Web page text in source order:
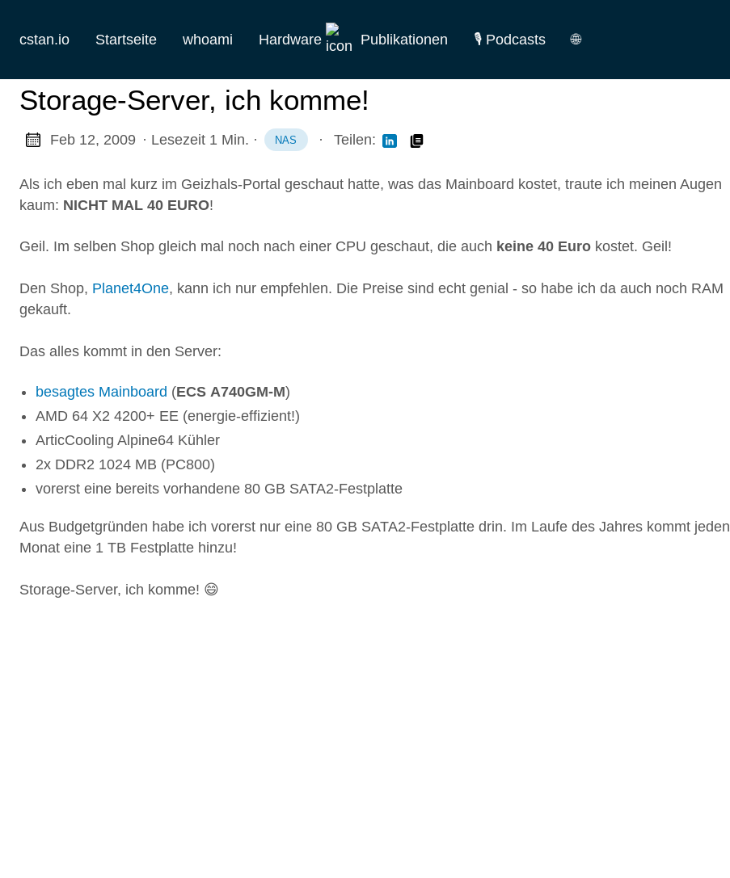
cstan.io Startseite whoami Hardware
Historie
Homelab
Keebs
Publikationen 🎙️ Podcasts 🌐
Storage-Server, ich komme!
Feb 12, 2009 · Lesezeit 1 Min. · NAS · Teilen:
Als ich eben mal kurz im Geizhals-Portal geschaut hatte, was das Mainboard kostet, traute ich meinen Augen
kaum: NICHT MAL 40 EURO!
Geil. Im selben Shop gleich mal noch nach einer CPU geschaut, die auch keine 40 Euro kostet. Geil!
Den Shop, Planet4One, kann ich nur empfehlen. Die Preise sind echt genial - so habe ich da auch noch RAM
gekauft.
Das alles kommt in den Server:
besagtes Mainboard (ECS A740GM-M)
AMD 64 X2 4200+ EE (energie-effizient!)
ArticCooling Alpine64 Kühler
2x DDR2 1024 MB (PC800)
vorerst eine bereits vorhandene 80 GB SATA2-Festplatte
Aus Budgetgründen habe ich vorerst nur eine 80 GB SATA2-Festplatte drin. Im Laufe des Jahres kommt jeden
Monat eine 1 TB Festplatte hinzu!
Storage-Server, ich komme! 😄